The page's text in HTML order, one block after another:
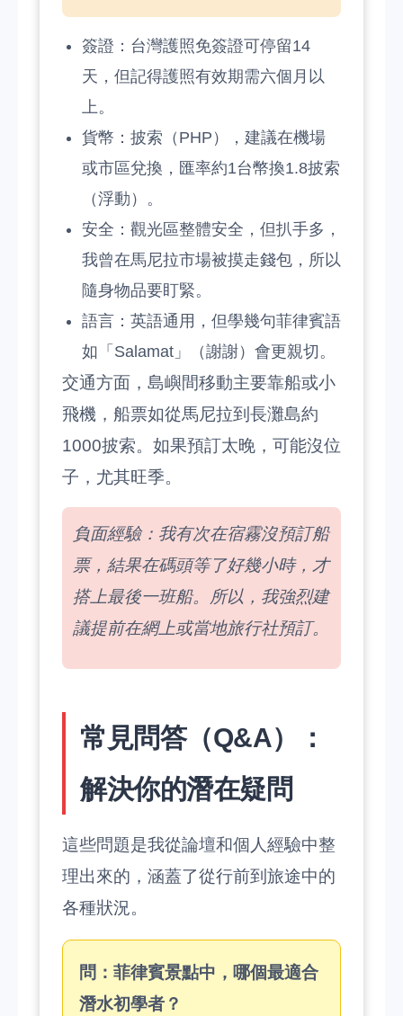
簽證：台灣護照免簽證可停留14
天，但記得護照有效期需六個月以
上。
貨幣：披索（PHP），建議在機場
或市區兌換，匯率約1台幣換1.8披索
（浮動）。
安全：觀光區整體安全，但扒手多，
我曾在馬尼拉市場被摸走錢包，所以
隨身物品要盯緊。
語言：英語通用，但學幾句菲律賓語
如「Salamat」（謝謝）會更親切。
交通方面，島嶼間移動主要靠船或小
飛機，船票如從馬尼拉到長灘島約
1000披索。如果預訂太晚，可能沒位
子，尤其旺季。
負面經驗：我有次在宿霧沒預訂船
票，結果在碼頭等了好幾小時，才
搭上最後一班船。所以，我強烈建
議提前在網上或當地旅行社預訂。
常見問答（Q&A）：
解決你的潛在疑問
這些問題是我從論壇和個人經驗中整
理出來的，涵蓋了從行前到旅途中的
各種狀況。
問：菲律賓景點中，哪個最適合
潛水初學者？